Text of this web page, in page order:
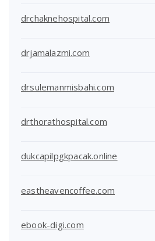
drchaknehospital.com
drjamalazmi.com
drsulemanmisbahi.com
drthorathospital.com
dukcapilpgkpacak.online
eastheavencoffee.com
ebook-digi.com